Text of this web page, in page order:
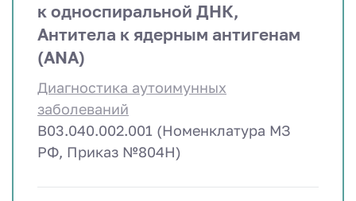
к односпиральной ДНК,
Антитела к ядерным антигенам
(ANA)
Диагностика аутоимунных
заболеваний
B03.040.002.001 (Номенклатура МЗ
РФ, Приказ №804Н)